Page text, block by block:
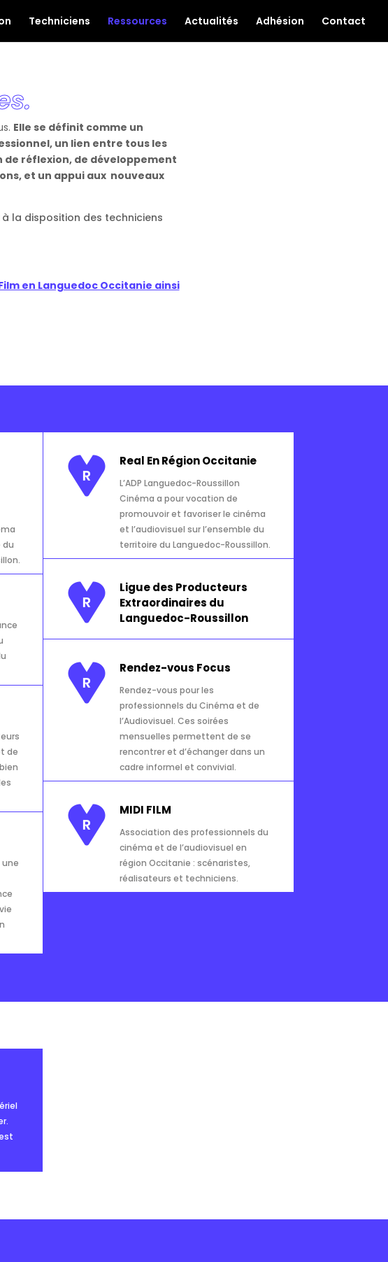
Techniciens Ressources Actualités Adhésion Contact
Elle se définit comme un
un lien entre tous les
réflexion, de développement
et un appui aux nouveaux
la disposition des techniciens
en Languedoc Occitanie ainsi
du
de
une
Real En Région Occitanie
L’ADP Languedoc-Roussillon
Cinéma a pour vocation de
promouvoir et favoriser le cinéma
et l’audiovisuel sur l’ensemble du
territoire du Languedoc-Roussillon.
Ligue des Producteurs
Extraordinaires du
Languedoc-Roussillon
Rendez-vous Focus
Rendez-vous pour les
professionnels du Cinéma et de
l’Audiovisuel. Ces soirées
mensuelles permettent de se
rencontrer et d’échanger dans un
cadre informel et convivial.
MIDI FILM
Association des professionnels du
cinéma et de l’audiovisuel en
région Occitanie : scénaristes,
réalisateurs et techniciens.